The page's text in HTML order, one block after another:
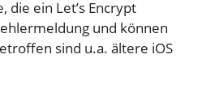
die ein Let’s Encrypt
und können
sind u.a. ältere iOS